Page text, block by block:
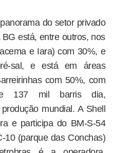
do setor privado
está, entre outros, nos
e Iara) com 30%, e
sal, e está em áreas
com 50%, com
137 mil barris dia,
mundial. A Shell
e participa do BM-S-54
10 (parque das Conchas)